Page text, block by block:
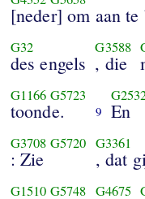
[neder] om aan te
G32
des engels
G3588
, die
G1166 G5723
toonde. 9 En
G3708 G5720
: Zie
G3361
, dat
G1510 G5748 G4675